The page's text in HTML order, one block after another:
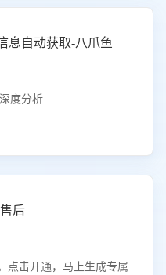
息自动获取-八爪鱼
度分析
后
点击开通，马上生成专属